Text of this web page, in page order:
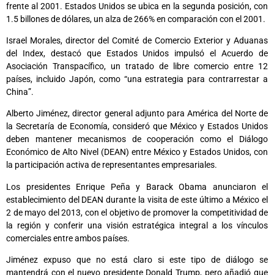
frente al 2001. Estados Unidos se ubica en la segunda posición, con
1.5 billones de dólares, un alza de 266% en comparación con el 2001.
Israel Morales, director del Comité de Comercio Exterior y Aduanas
del Index, destacó que Estados Unidos impulsó el Acuerdo de
Asociación Transpacífico, un tratado de libre comercio entre 12
países, incluido Japón, como “una estrategia para contrarrestar a
China”.
Alberto Jiménez, director general adjunto para América del Norte de
la Secretaría de Economía, consideró que México y Estados Unidos
deben mantener mecanismos de cooperación como el Diálogo
Económico de Alto Nivel (DEAN) entre México y Estados Unidos, con
la participación activa de representantes empresariales.
Los presidentes Enrique Peña y Barack Obama anunciaron el
establecimiento del DEAN durante la visita de este último a México el
2 de mayo del 2013, con el objetivo de promover la competitividad de
la región y conferir una visión estratégica integral a los vínculos
comerciales entre ambos países.
Jiménez expuso que no está claro si este tipo de diálogo se
mantendrá con el nuevo presidente Donald Trump, pero añadió que